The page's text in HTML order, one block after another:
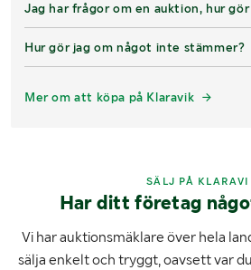
Jag har frågor om en auktion, hur gör
Hur gör jag om något inte stämmer?
Mer om att köpa på Klaravik
SÄLJ PÅ
Har ditt företag
Vi har auktionsmäklare över hela
sälja enkelt och tryggt, oavsett var